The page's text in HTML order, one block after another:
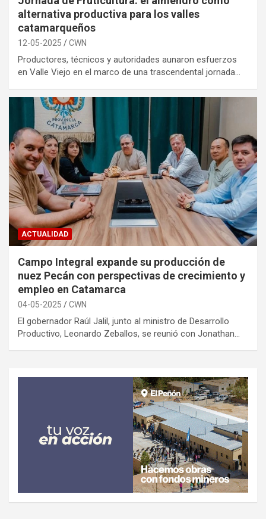
alternativa productiva para los valles
catamarqueños
12-05-2025 CWN
Productores, técnicos y autoridades aunaron esfuerzos
en Valle Viejo en el marco de una trascendental jornada…
ACTUALIDAD
Campo Integral expande su producción de
nuez Pecán con perspectivas de crecimiento y
empleo en Catamarca
04-05-2025 CWN
El gobernador Raúl Jalil, junto al ministro de Desarrollo
Productivo, Leonardo Zeballos, se reunió con Jonathan…